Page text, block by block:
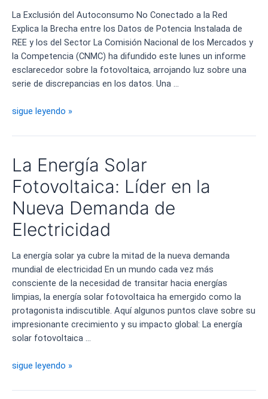
fotovoltaicas
La Exclusión del Autoconsumo No Conectado a la Red
Explica la Brecha entre los Datos de Potencia Instalada de
REE y los del Sector La Comisión Nacional de los Mercados y
la Competencia (CNMC) ha difundido este lunes un informe
esclarecedor sobre la fotovoltaica, arrojando luz sobre una
serie de discrepancias en los datos. Una …
El
no
la
red
eléctrica
no
suma
sigue leyendo »
La Energía Solar
Fotovoltaica: Líder en la
Nueva Demanda de
Electricidad
La energía solar ya cubre la mitad de la nueva demanda
mundial de electricidad En un mundo cada vez más
consciente de la necesidad de transitar hacia energías
limpias, la energía solar fotovoltaica ha emergido como la
protagonista indiscutible. Aquí algunos puntos clave sobre su
impresionante crecimiento y su impacto global: La energía
solar fotovoltaica …
La
Solar
sigue leyendo »